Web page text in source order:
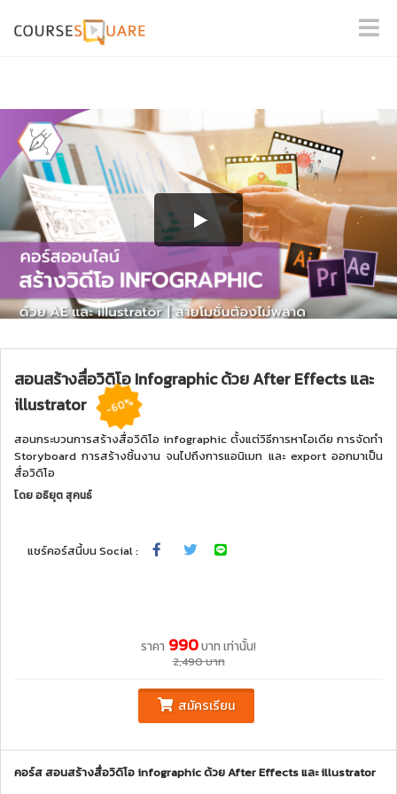
สอนสร้างสื่อวิดิโอ Infographic ด้วย After Effects และ
illustrator
-60%
สอนกระบวนการสร้างสื่อวิดิโอ infographic ตั้งแต่วิธีการหาไอเดีย การจัดทำ
Storyboard การสร้างชิ้นงาน จนไปถึงการแอนิเมท และ export ออกมาเป็น
สื่อวิดิโอ
โดยอธิยุต สุคนธ์
แชร์คอร์สนี้บน Social :
ราคา 990บาท เท่านั้น!
2,490 บาท
สมัครเรียน
คอร์ส สอนสร้างสื่อวิดิโอ infographic ด้วย After Effects และ illustrator